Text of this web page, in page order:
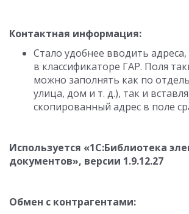
Контактная информация:
Стало удобнее вводить
в классификаторе ГАР. Поля
можно заполнять как по
улица, дом и т. д.), так и
скопированный адрес в поле
Используется «1С:Библиотека
документов», версии 1.9.12.27
Обмен с контрагентами: